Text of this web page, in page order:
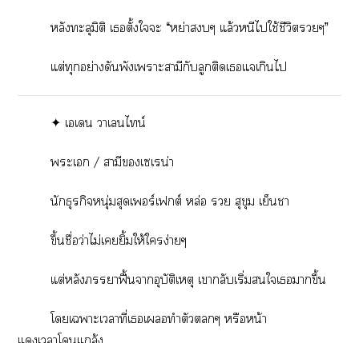
หลังทะลุมิติ เตั้งใะ “หย่าๆ แล้วหนีไใช้ชีวิตๆ”
แต่ทุกอย่างดันพังเาะสามีกับลูกติดเแเกินไ
✦ เเ าเนไน์
ะเ / สามีเเรน่า
นักธุรกิจหนุ่มสุดเพอร์เฟกต์ หล่อ  สุขุม เย็นา
ขึ้นชื่อว่าไม่เยิ้มให้ใง่ายๆ
แต่หลังาฟื้นาอุบัติเหตุ เากลับเริ่มใเาขึ้น
โเาะเาที่เเทำตัวๆ หรือหน้า